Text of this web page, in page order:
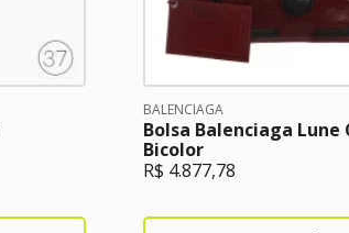
BALENCIAGA
Bolsa Balenciaga Lune
Bicolor
R$ 4.877,78